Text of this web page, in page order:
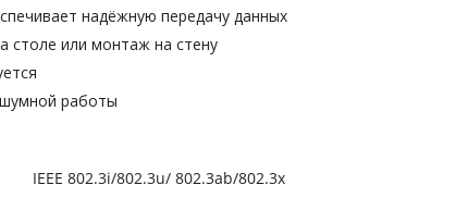
надёжную передачу данных
столе или монтаж на стену
работы
IEEE 802.3i/802.3u/ 802.3ab/802.3x